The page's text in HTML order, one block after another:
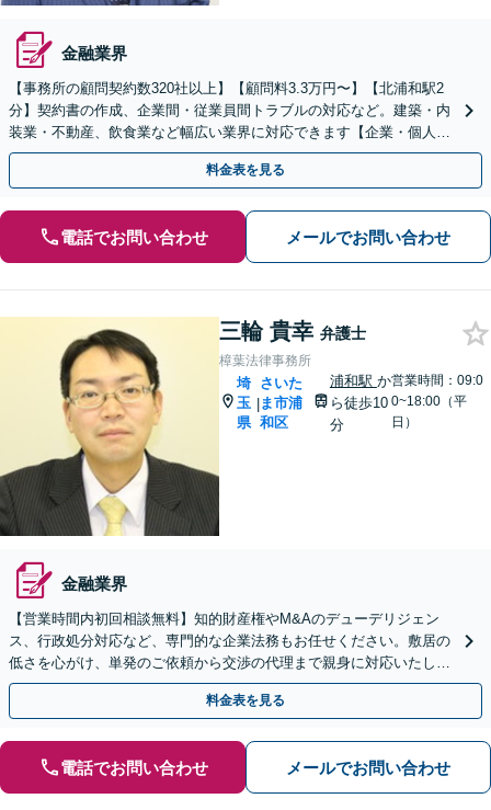
金融業界
【事務所の顧問契約数320社以上】【顧問料3.3万円〜】【北浦和駅2
分】契約書の作成、企業間・従業員間トラブルの対応など。建築・内
装業・不動産、飲食業など幅広い業界に対応できます【企業・個人事
業主の方初回面談無料】
料金表を見る
電話でお問い合わせ メールでお問い合わせ
三輪 貴幸 弁護士
樟葉法律事務所
埼
玉
県
|
さいた
ま市浦
和区
浦和駅 か
ら徒歩10
分
営業時間：09:0
0~18:00（平
日）
金融業界
【営業時間内初回相談無料】知的財産権やM&Aのデューデリジェン
ス、行政処分対応など、専門的な企業法務もお任せください。敷居の
低さを心がけ、単発のご依頼から交渉の代理まで親身に対応いたしま
す。問題が複雑化する前に気軽にご相談を。
料金表を見る
電話でお問い合わせ メールでお問い合わせ